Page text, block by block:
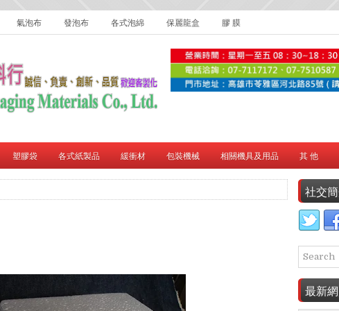
氣泡布 發泡布 各式泡綿 保麗龍盒 膠 膜
塑膠袋 各式紙製品 緩衝材 包裝機械 相關機具及用品 其 他
社交
最新